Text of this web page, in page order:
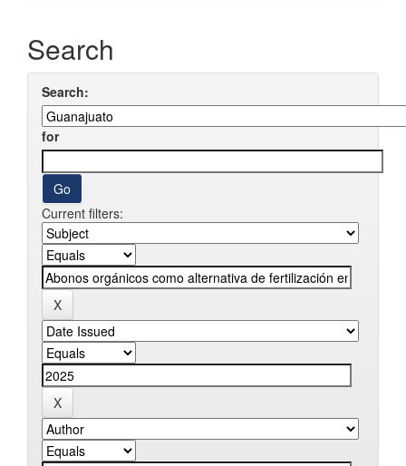
Search
Search:
for
Current filters: